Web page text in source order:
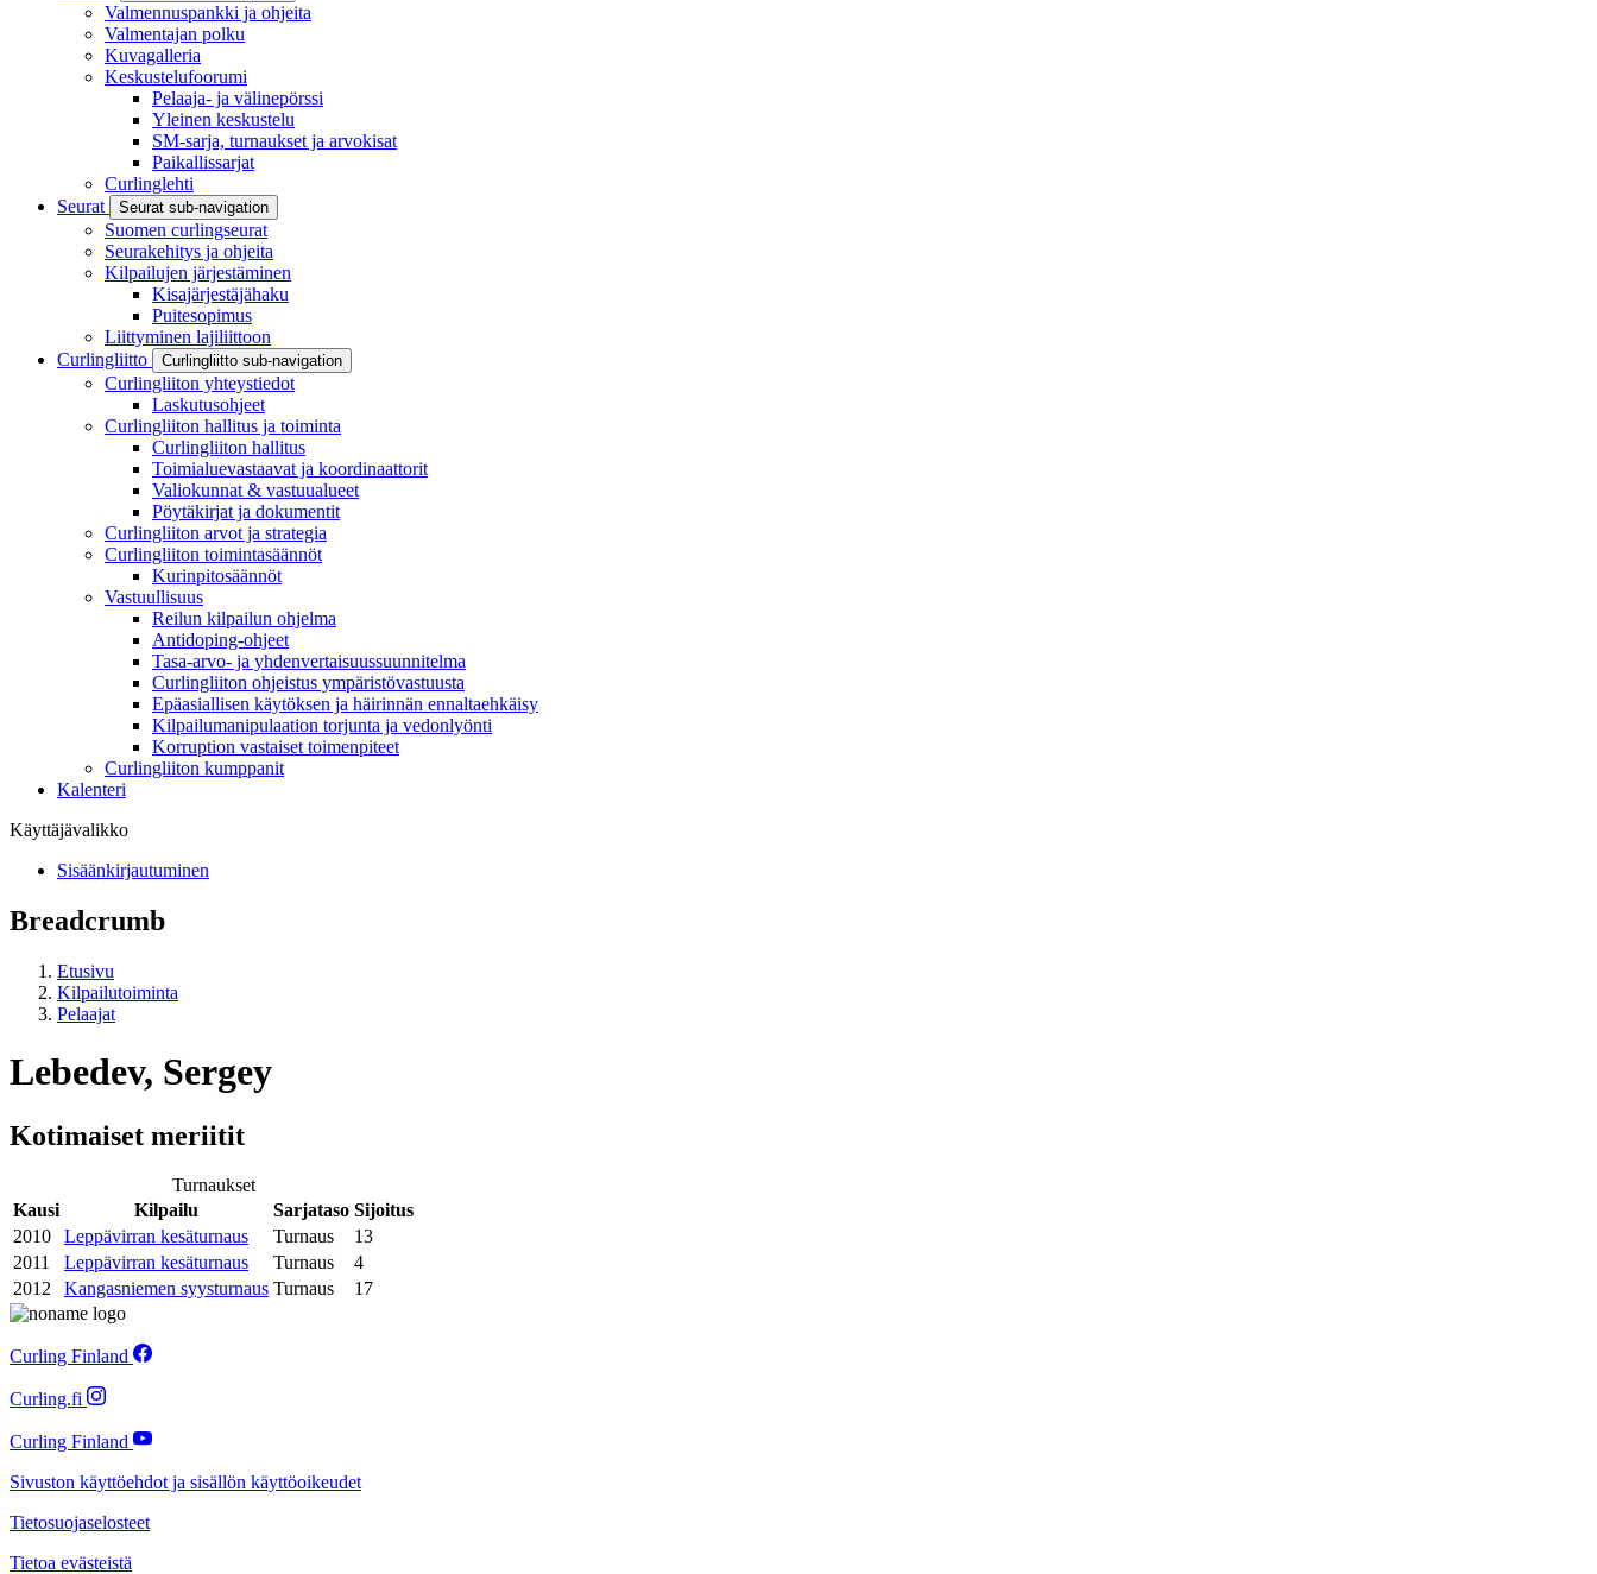
Valmennuspankki ja ohjeita
Valmentajan polku
Kuvagalleria
Keskustelufoorumi
Pelaaja- ja välinepörssi
Yleinen keskustelu
SM-sarja, turnaukset ja arvokisat
Paikallissarjat
Curlinglehti
Seurat
Seurat sub-navigation
Suomen curlingseurat
Seurakehitys ja ohjeita
Kilpailujen järjestäminen
Kisajärjestäjähaku
Puitesopimus
Liittyminen lajiliittoon
Curlingliitto
Curlingliitto sub-navigation
Curlingliiton yhteystiedot
Laskutusohjeet
Curlingliiton hallitus ja toiminta
Curlingliiton hallitus
Toimialuevastaavat ja koordinaattorit
Valiokunnat & vastuualueet
Pöytäkirjat ja dokumentit
Curlingliiton arvot ja strategia
Curlingliiton toimintasäännöt
Kurinpitosäännöt
Vastuullisuus
Reilun kilpailun ohjelma
Antidoping-ohjeet
Tasa-arvo- ja yhdenvertaisuussuunnitelma
Curlingliiton ohjeistus ympäristövastuusta
Epäasiallisen käytöksen ja häirinnän ennaltaehkäisy
Kilpailumanipulaation torjunta ja vedonlyönti
Korruption vastaiset toimenpiteet
Curlingliiton kumppanit
Kalenteri
Käyttäjävalikko
Sisäänkirjautuminen
Breadcrumb
Etusivu
Kilpailutoiminta
Pelaajat
Lebedev, Sergey
Kotimaiset meriitit
Turnaukset
Kausi
Kilpailu Sarjataso Sijoitus
2010
Leppävirran kesäturnaus Turnaus
13
2011
Leppävirran kesäturnaus Turnaus
4
2012
Kangasniemen syysturnaus Turnaus 17
Curling Finland
Curling.fi
Curling Finland
Sivuston käyttöehdot ja sisällön käyttöoikeudet
Tietosuojaselosteet
Tietoa evästeistä